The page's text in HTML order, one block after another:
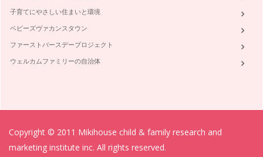
子育てにやさしい住まいと環境
ベビーズヴァカンスタウン
ファーストバースデープロジェクト
ウェルカムファミリーの自治体
Copyright © 2011 Mikihouse child & family research and
marketing institute inc. All rights reserved.